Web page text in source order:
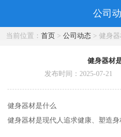
公司
当前位置： 首页> 公司动态> 健身器
健身器材
发布时间：2025-07-
健身器材是什么
健身器材是现代人追求健康、塑造身